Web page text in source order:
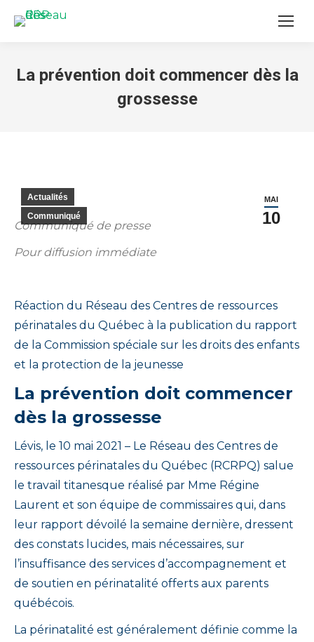
La prévention doit commencer dès la
grossesse
MAI
10
Actualités
Communiqué
Communiqué de presse
Pour diffusion immédiate
Réaction du Réseau des Centres de ressources
périnatales du Québec à la publication du rapport
de la Commission spéciale sur les droits des enfants
et la protection de la jeunesse
La prévention doit commencer
dès la grossesse
Lévis, le 10 mai 2021 – Le Réseau des Centres de
ressources périnatales du Québec (RCRPQ) salue
le travail titanesque réalisé par Mme Régine
Laurent et son équipe de commissaires qui, dans
leur rapport dévoilé la semaine dernière, dressent
des constats lucides, mais nécessaires, sur
l’insuffisance des services d’accompagnement et
de soutien en périnatalité offerts aux parents
québécois.
La périnatalité est généralement définie comme la